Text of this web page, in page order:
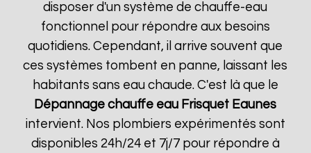
disposer d'un système de chauffe-eau
fonctionnel pour répondre aux besoins
quotidiens. Cependant, il arrive souvent que
ces systèmes tombent en panne, laissant les
habitants sans eau chaude. C'est là que le
Dépannage chauffe eau Frisquet Eaunes
intervient. Nos plombiers expérimentés sont
disponibles 24h/24 et 7j/7 pour répondre à